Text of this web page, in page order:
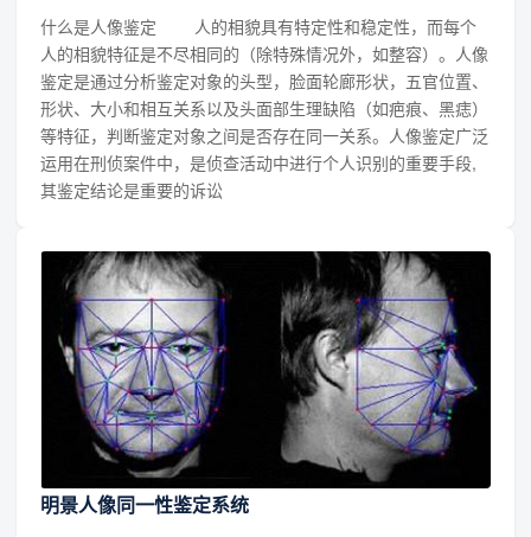
什么是人像鉴定 人的相貌具有特定性和稳定性，而每个
人的相貌特征是不尽相同的（除特殊情况外，如整容）。人像
鉴定是通过分析鉴定对象的头型，脸面轮廊形状，五官位置、
形状、大小和相互关系以及头面部生理缺陷（如疤痕、黑痣）
等特征，判断鉴定对象之间是否存在同一关系。人像鉴定广泛
运用在刑侦案件中，是侦查活动中进行个人识别的重要手段,
其鉴定结论是重要的诉讼
明景人像同一性鉴定系统